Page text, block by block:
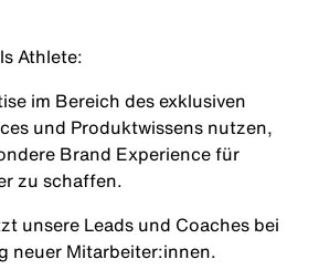
Athlete:
im Bereich des exklusiven
und Produktwissens nutzen,
Brand Experience für
zu schaffen.
unsere Leads und Coaches bei
neuer Mitarbeiter:innen.